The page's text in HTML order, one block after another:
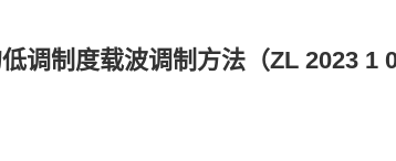
调制度载波调制方法（ZL 2023 1